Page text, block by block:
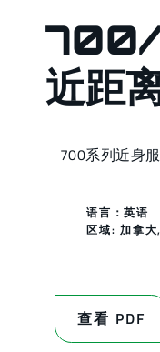
700/
近距
700系列近身
语言：英语
区域:加拿大,
查看 PDF